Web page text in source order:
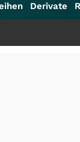
Derivate